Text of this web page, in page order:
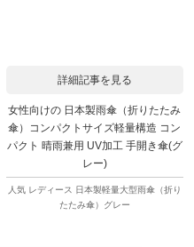
詳細記事を見る
女性向けの 日本製雨傘（折りたたみ
傘）コンパクトサイズ軽量構造 コン
パクト 晴雨兼用 UV加工 手開き傘(グ
レー)
人気 レディース 日本製軽量大型雨傘（折り
たたみ傘）グレー